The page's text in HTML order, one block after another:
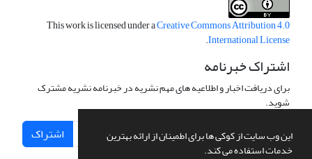
این وب سایت از کوکی ها برای اطمینان از ارائه بهترین
خدمات استفاده می کند.
This work is licensed under aCreative Commons Attribution 4.0
International License
.
اشتراک خبرنامه
برای دریافت اخبار و اطلاعیه های مهم نشریه در خبرنامه نشریه مشترک
شوید.
اشتراک